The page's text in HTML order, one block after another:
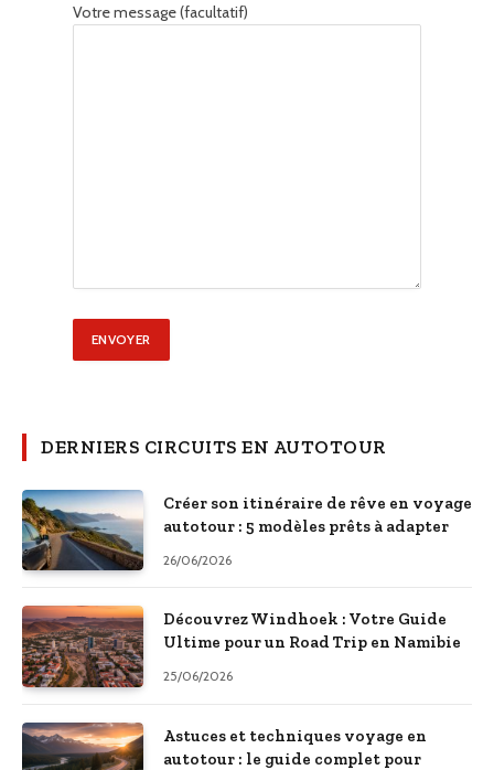
Votre message (facultatif)
DERNIERS CIRCUITS EN AUTOTOUR
Créer son itinéraire de rêve en voyage
autotour : 5 modèles prêts à adapter
26/06/2026
Découvrez Windhoek : Votre Guide
Ultime pour un Road Trip en Namibie
25/06/2026
Astuces et techniques voyage en
autotour : le guide complet pour